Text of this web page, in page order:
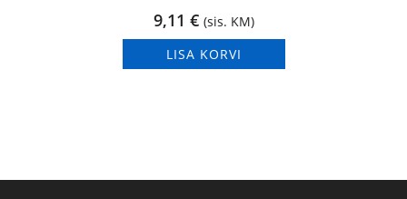
9,11 € (sis. KM)
LISA KORVI